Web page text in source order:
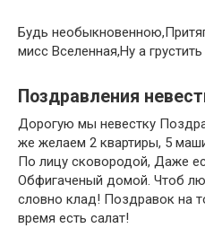
Будь
мисс Вселенная,Ну а
Поздравления
Дорогую мы невестку
же желаем 2 квартиры, 5
По лицу сковородой, Даже
Обфигаченый домой. Чтоб
словно клад! Поздравок на
время есть салат!